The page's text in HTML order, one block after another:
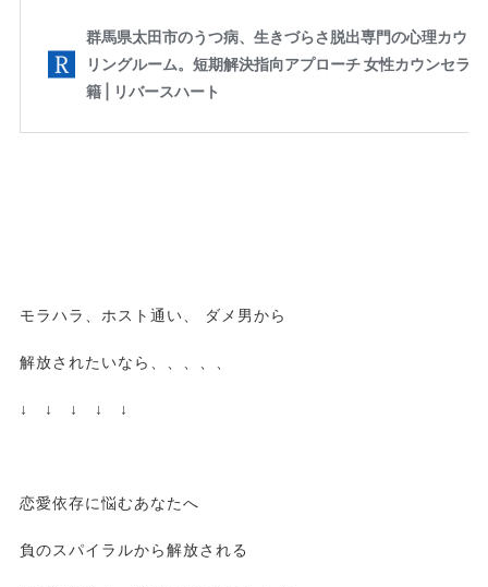
モラハラ、ホスト通い、 ダメ男から
解放されたいなら、、、、、
↓ ↓ ↓ ↓ ↓
恋愛依存に悩むあなたへ
負のスパイラルから解放される